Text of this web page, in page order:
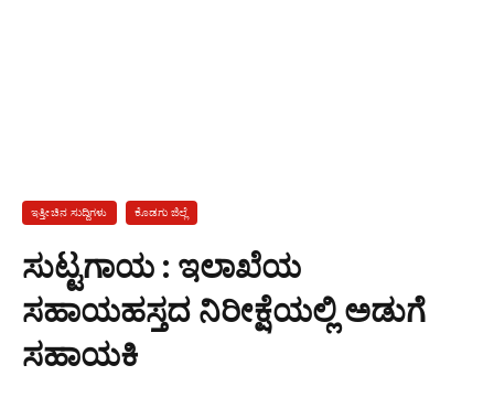
ಇತ್ತೀಚಿನ ಸುದ್ದಿಗಳು ಕೊಡಗು ಜಿಲ್ಲೆ
ಸುಟ್ಟಗಾಯ : ಇಲಾಖೆಯ
ಸಹಾಯಹಸ್ತದ ನಿರೀಕ್ಷೆಯಲ್ಲಿ ಅಡುಗೆ
ಸಹಾಯಕಿ